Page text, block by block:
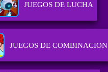
JUEGOS DE LUCHA
JUEGOS DE COMBINACION